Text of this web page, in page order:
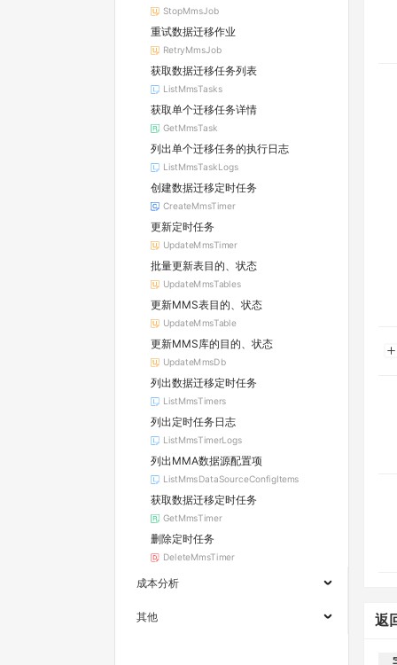
StopMmsJob
重试数据迁移作业
RetryMmsJob
获取数据迁移任务列表
ListMmsTasks
获取单个迁移任务详情
GetMmsTask
列出单个迁移任务的执行日志
ListMmsTaskLogs
创建数据迁移定时任务
CreateMmsTimer
更新定时任务
UpdateMmsTimer
批量更新表目的、状态
UpdateMmsTables
更新MMS表目的、状态
UpdateMmsTable
更新MMS库的目的、状态
UpdateMmsDb
列出数据迁移定时任务
ListMmsTimers
列出定时任务日志
ListMmsTimerLogs
列出MMA数据源配置项
ListMmsDataSourceConfigItems
获取数据迁移定时任务
GetMmsTimer
删除定时任务
DeleteMmsTimer
成本分析
其他 返